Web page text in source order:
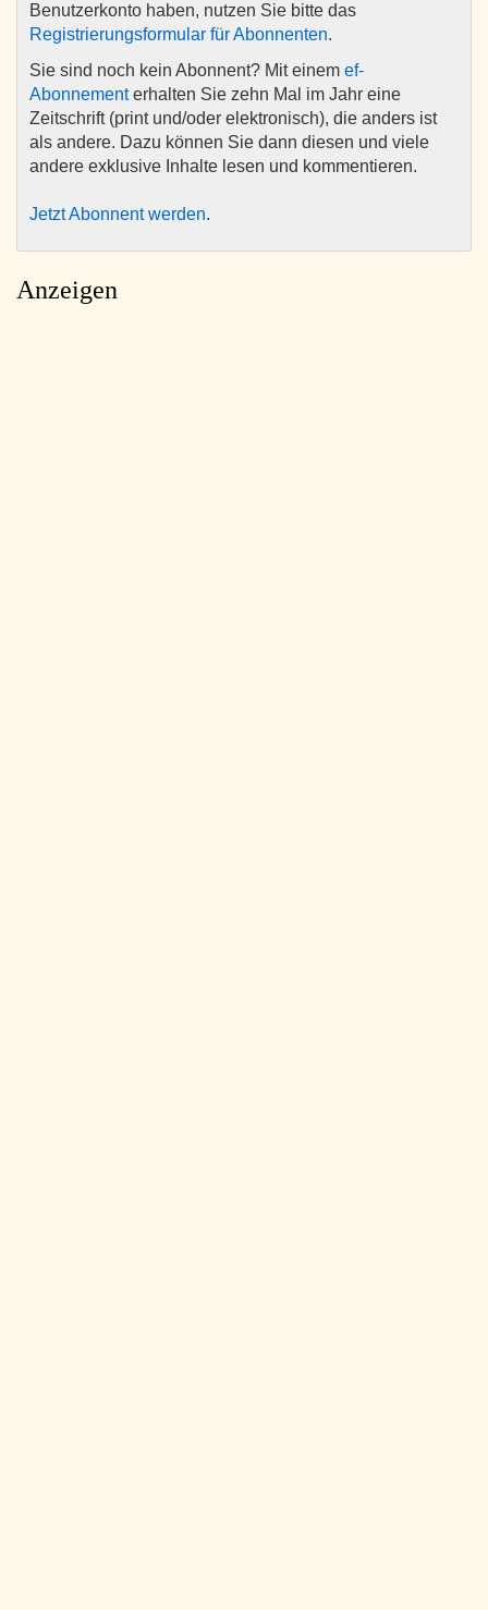
Benutzerkonto haben, nutzen Sie bitte das
Registrierungsformular für Abonnenten.
Sie sind noch kein Abonnent? Mit einem ef-
Abonnementerhalten Sie zehn Mal im Jahr eine
Zeitschrift (print und/oder elektronisch), die anders ist
als andere. Dazu können Sie dann diesen und viele
andere exklusive Inhalte lesen und kommentieren.
Jetzt Abonnent werden.
Anzeigen